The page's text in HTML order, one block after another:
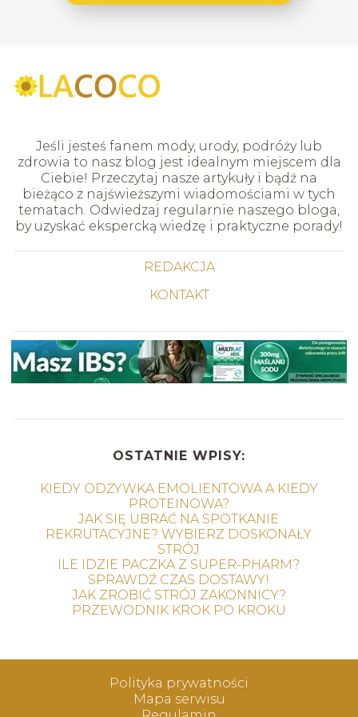
Jeśli jesteś fanem mody, urody, podróży lub
zdrowia to nasz blog jest idealnym miejscem dla
Ciebie! Przeczytaj nasze artykuły i bądź na
bieżąco z najświeższymi wiadomościami w tych
tematach. Odwiedzaj regularnie naszego bloga,
by uzyskać ekspercką wiedzę i praktyczne porady!
REDAKCJA
KONTAKT
OSTATNIE WPISY:
KIEDY ODŻYWKA EMOLIENTOWA A KIEDY
PROTEINOWA?
JAK SIĘ UBRAĆ NA SPOTKANIE
REKRUTACYJNE? WYBIERZ DOSKONAŁY
STRÓJ
ILE IDZIE PACZKA Z SUPER-PHARM?
SPRAWDŹ CZAS DOSTAWY!
JAK ZROBIĆ STRÓJ ZAKONNICY?
PRZEWODNIK KROK PO KROKU
Polityka prywatności
Mapa serwisu